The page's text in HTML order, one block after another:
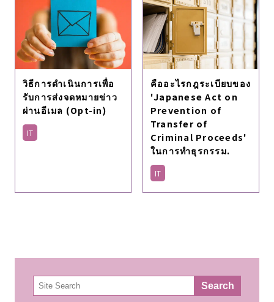
วิธีการดำเนินการเพื่อ
รับการส่งจดหมายข่าว
ผ่านอีเมล (Opt-in)
IT
คืออะไรกฎระเบียบของ
'Japanese Act on
Prevention of
Transfer of
Criminal Proceeds'
ในการทำธุรกรรม.
IT
検
索 Search